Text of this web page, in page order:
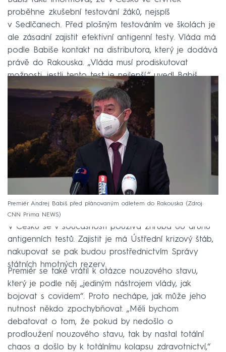
proběhne zkušební testování žáků, nejspíš
v Sedlčanech. Před plošným testováním ve školách je
ale zásadní zajistit efektivní antigenní testy. Vláda má
podle Babiše kontakt na distributora, který je dodává
právě do Rakouska. „Vláda musí prodiskutovat
možnosti, jestli tento test je nejlepší,“ uvedl Babiš.
Premiér Andrej Babiš před plánovaným odletem do Rakouska
Zdroj:
CNN Prima NEWS
V Česku se v současnosti používá zhruba 60 druhů
antigenních testů. Zajistit je má Ústřední krizový štáb,
nakupovat se pak budou prostřednictvím Správy
státních hmotných rezerv.
Premiér se také vrátil k otázce nouzového stavu,
který je podle něj „jediným nástrojem vlády, jak
bojovat s covidem“. Proto nechápe, jak může jeho
nutnost někdo zpochybňovat. „Měli bychom
debatovat o tom, že pokud by nedošlo o
prodloužení nouzového stavu, tak by nastal totální
chaos a došlo by k totálnímu kolapsu zdravotnictví,“